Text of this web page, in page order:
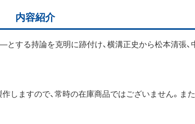
内容紹介
する持論を克明に跡付け、横溝正史から松本清張
しますので、常時の在庫商品ではございません。ま